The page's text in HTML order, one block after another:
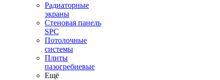
Радиаторные
экраны
Стеновая панель
SPC
Потолочные
системы
Плиты
пазогребневые
Ещё